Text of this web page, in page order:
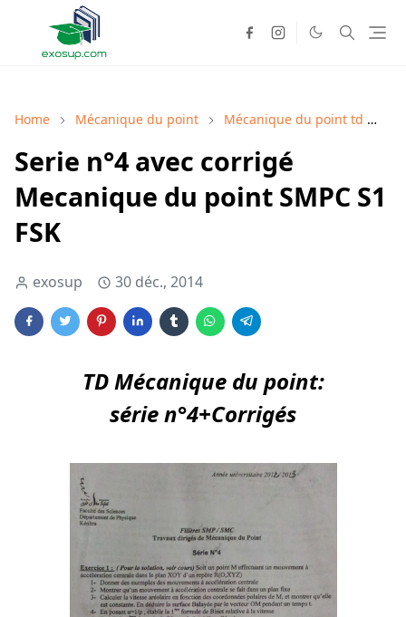
Home Mécanique du point Mécanique du point td
Serie n°4 avec corrigé
Mecanique du point SMPC S1
FSK
exosup 30 déc., 2014
TD Mécanique du point:
série n°4+Corrigés